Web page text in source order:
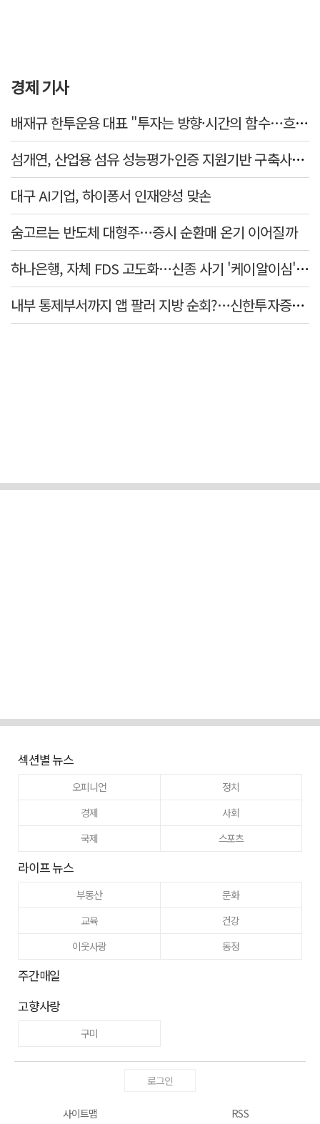
경제 기사
배재규 한투운용 대표 "투자는 방향·시간의 함수…흐름 따라 장기투자해야"
섬개연, 산업용 섬유 성능평가·인증 지원기반 구축사업 참여
대구 AI기업, 하이퐁서 인재양성 맞손
숨고르는 반도체 대형주…증시 순환매 온기 이어질까
하나은행, 자체 FDS 고도화…신종 사기 '케이알이심' 예방
내부 통제부서까지 앱 팔러 지방 순회?…신한투자증권의 도 넘은 '슈퍼SOL' 쥐어짜기
섹션별 뉴스
오피니언
정치
경제
사회
국제
스포츠
라이프 뉴스
부동산
문화
교육
건강
이웃사랑
동정
주간매일
고향사랑
구미
로그인
사이트맵 RSS